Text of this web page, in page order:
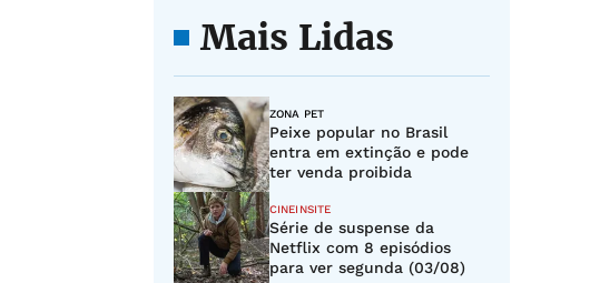
Mais Lidas
ZONA PET
Peixe popular no Brasil
entra em extinção e pode
ter venda proibida
CINEINSITE
Série de suspense da
Netflix com 8 episódios
para ver segunda (03/08)